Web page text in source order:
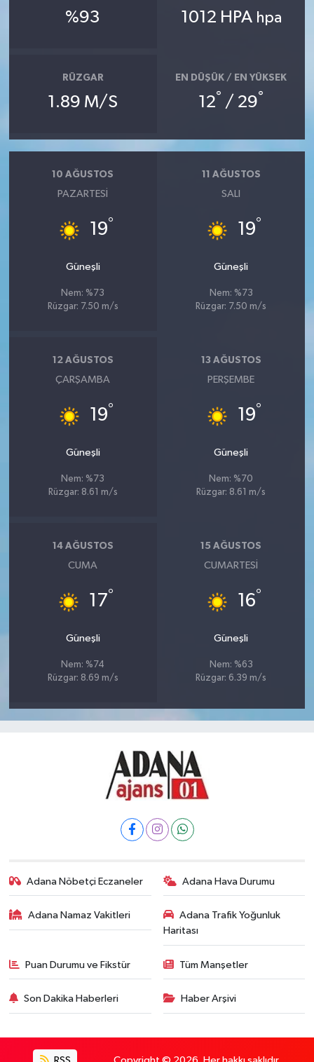
%93 1012 HPA hpa
RÜZGAR
1.89 M/S
EN DÜŞÜK / EN YÜKSEK
12° / 29°
10 AĞUSTOS
PAZARTESI
19°
Güneşli
Nem: %73
Rüzgar: 7.50 m/s
11 AĞUSTOS
SALI
19°
Güneşli
Nem: %73
Rüzgar: 7.50 m/s
12 AĞUSTOS
ÇARŞAMBA
19°
Güneşli
Nem: %73
Rüzgar: 8.61 m/s
13 AĞUSTOS
PERŞEMBE
19°
Güneşli
Nem: %70
Rüzgar: 8.61 m/s
14 AĞUSTOS
CUMA
17°
Güneşli
Nem: %74
Rüzgar: 8.69 m/s
15 AĞUSTOS
CUMARTESI
16°
Güneşli
Nem: %63
Rüzgar: 6.39 m/s
Adana Nöbetçi Eczaneler Adana Hava Durumu
Adana Namaz Vakitleri
Adana Trafik Yoğunluk
Haritası
Puan Durumu ve Fikstür Tüm Manşetler
Son Dakika Haberleri Haber Arşivi